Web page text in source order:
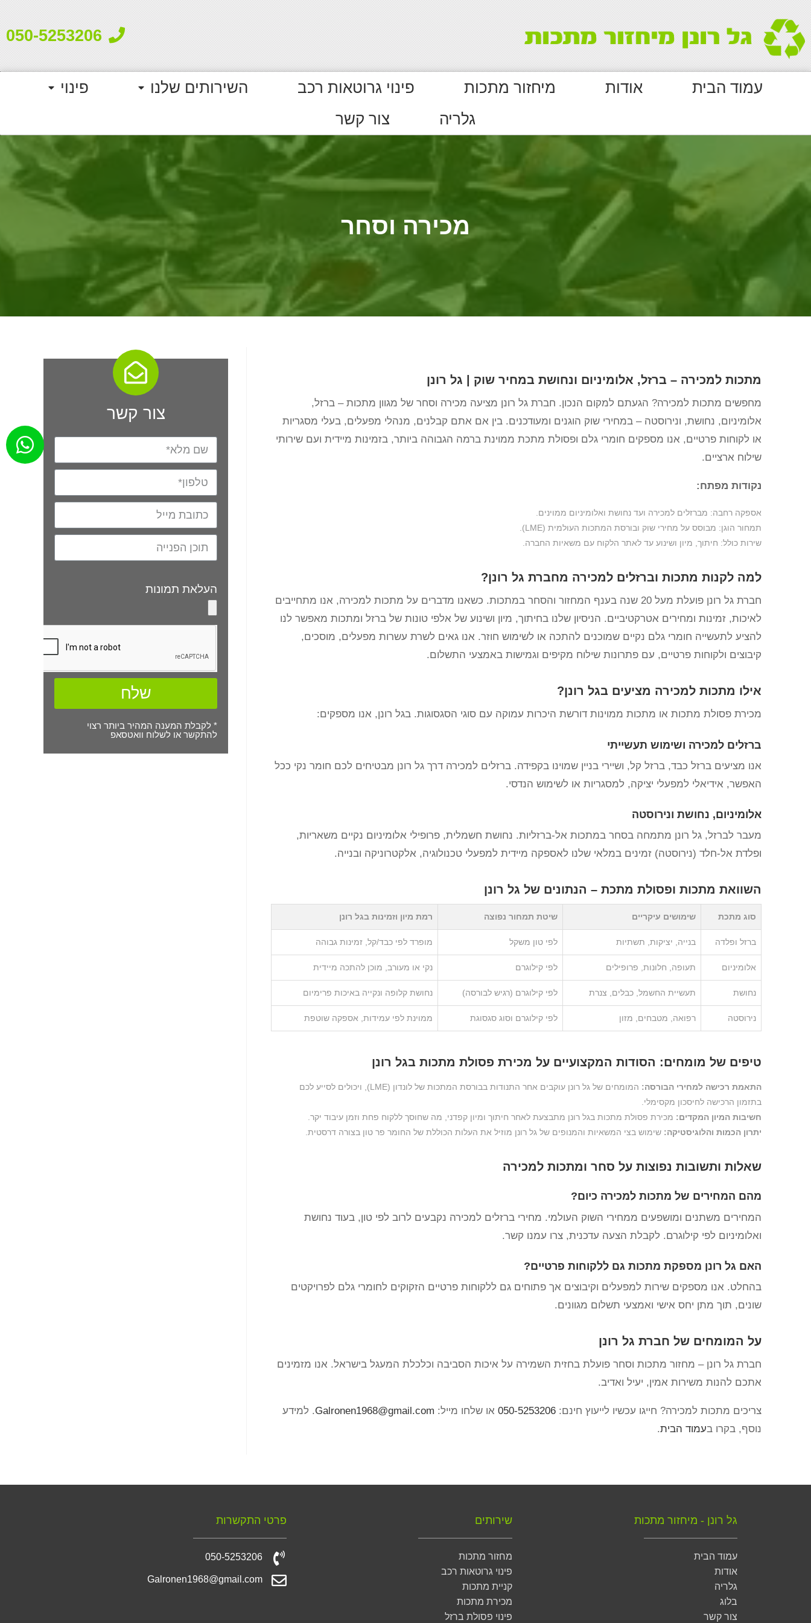
050-5253206
עמוד הבית אודות מיחזור מתכות פינוי גרוטאות רכב השירותים שלנו
פינוי
גלריה
צור קשר
מכירה וסחר
מתכות למכירה – ברזל, אלומיניום ונחושת במחיר שוק | גל רונן
מחפשים מתכות למכירה? הגעתם למקום הנכון. חברת גל רונן מציעה מכירה וסחר של מגוון מתכות – ברזל,
אלומיניום, נחושת, ונירוסטה – במחירי שוק הוגנים ומעודכנים. בין אם אתם קבלנים, מנהלי מפעלים, בעלי מסגריות
או לקוחות פרטיים, אנו מספקים חומרי גלם ופסולת מתכת ממוינת ברמה הגבוהה ביותר, בזמינות מיידית ועם שירותי
שילוח ארציים.
נקודות מפתח:
אספקה רחבה: מברזלים למכירה ועד נחושת ואלומיניום ממוינים.
תמחור הוגן: מבוסס על מחירי שוק ובורסת המתכות העולמית (LME).
שירות כולל: חיתוך, מיון ושינוע עד לאתר הלקוח עם משאיות החברה.
למה לקנות מתכות וברזלים למכירה מחברת גל רונן?
חברת גל רונן פועלת מעל 20 שנה בענף המחזור והסחר במתכות. כשאנו מדברים על מתכות למכירה, אנו מתחייבים
לאיכות, זמינות ומחירים אטרקטיביים. הניסיון שלנו בחיתוך, מיון ושינוע של אלפי טונות של ברזל ומתכות מאפשר לנו
להציע לתעשייה חומרי גלם נקיים שמוכנים להתכה או לשימוש חוזר. אנו גאים לשרת עשרות מפעלים, מוסכים,
קיבוצים ולקוחות פרטיים, עם פתרונות שילוח מקיפים וגמישות באמצעי התשלום.
אילו מתכות למכירה מציעים בגל רונן?
מכירת פסולת מתכות או מתכות ממוינות דורשת היכרות עמוקה עם סוגי הסגסוגות. בגל רונן, אנו מספקים:
ברזלים למכירה ושימוש תעשייתי
אנו מציעים ברזל כבד, ברזל קל, ושיירי בניין שמוינו בקפידה. ברזלים למכירה דרך גל רונן מבטיחים לכם חומר נקי ככל
האפשר, אידיאלי למפעלי יציקה, למסגריות או לשימוש הנדסי.
אלומיניום, נחושת ונירוסטה
מעבר לברזל, גל רונן מתמחה בסחר במתכות אל-ברזליות. נחושת חשמלית, פרופילי אלומיניום נקיים משאריות,
ופלדת אל-חלד (נירוסטה) זמינים במלאי שלנו לאספקה מיידית למפעלי טכנולוגיה, אלקטרוניקה ובנייה.
השוואת מתכות ופסולת מתכת – הנתונים של גל רונן
סוג מתכת שימושים עיקריים שיטת תמחור נפוצה רמת מיון וזמינות בגל רונן
ברזל ופלדה בנייה, יציקות, תשתיות לפי טון משקל מופרד לפי כבד/קל, זמינות גבוהה
אלומיניום תעופה, חלונות, פרופילים לפי קילוגרם נקי או מעורב, מוכן להתכה מיידית
נחושת תעשיית החשמל, כבלים, צנרת לפי קילוגרם (רגיש לבורסה) נחושת קלופה ונקייה באיכות פרימיום
נירוסטה רפואה, מטבחים, מזון לפי קילוגרם וסוג סגסוגת ממוינת לפי עמידות, אספקה שוטפת
טיפים של מומחים: הסודות המקצועיים על מכירת פסולת מתכות בגל רונן
התאמת רכישה למחירי הבורסה:
המומחים של גל רונן עוקבים אחר התנודות בבורסת המתכות של לונדון (LME), ויכולים לסייע לכם
בתזמון הרכישה לחיסכון מקסימלי.
חשיבות המיון המקדים: מכירת פסולת מתכות בגל רונן מתבצעת לאחר חיתוך ומיון קפדני, מה שחוסך ללקוח פחת וזמן עיבוד יקר.
יתרון הכמות והלוגיסטיקה: שימוש בצי המשאיות והמנופים של גל רונן מוזיל את העלות הכוללת של החומר פר טון בצורה דרסטית.
שאלות ותשובות נפוצות על סחר ומתכות למכירה
מהם המחירים של מתכות למכירה כיום?
המחירים משתנים ומושפעים ממחירי השוק העולמי. מחירי ברזלים למכירה נקבעים לרוב לפי טון, בעוד נחושת
ואלומיניום לפי קילוגרם. לקבלת הצעה עדכנית, צרו עמנו קשר.
האם גל רונן מספקת מתכות גם ללקוחות פרטיים?
בהחלט. אנו מספקים שירות למפעלים וקיבוצים אך פתוחים גם ללקוחות פרטיים הזקוקים לחומרי גלם לפרויקטים
שונים, תוך מתן יחס אישי ואמצעי תשלום מגוונים.
על המומחים של חברת גל רונן
חברת גל רונן – מחזור מתכות וסחר פועלת בחזית השמירה על איכות הסביבה וכלכלת המעגל בישראל. אנו מזמינים
אתכם להנות משירות אמין, יעיל ואדיב.
צריכים מתכות למכירה? חייגו עכשיו לייעוץ חינם: 050-5253206 או שלחו מייל: Galronen1968@gmail.com. למידע
נוסף, בקרו בעמוד הבית.
צור קשר
העלאת תמונות
שלח
* לקבלת המענה המהיר ביותר רצוי
להתקשר או לשלוח וואטסאפ
גל רונן - מיחזור מתכות
עמוד הבית
אודות
גלריה
בלוג
צור קשר
שירותים
מחזור מתכות
פינוי גרוטאות רכב
קניית מתכות
מכירת מתכות
פינוי פסולת ברזל
פרטי התקשרות
050-5253206
Galronen1968@gmail.com